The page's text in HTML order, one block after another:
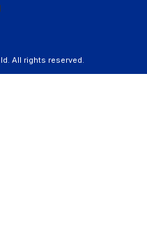
. All rights reserved.